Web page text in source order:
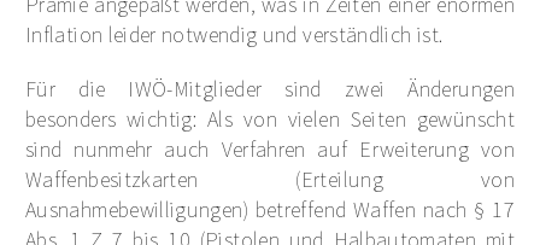
Inflation leider notwendig und verständlich ist.
Für die IWÖ-Mitglieder sind zwei Änderungen
besonders wichtig: Als von vielen Seiten gewünscht
sind nunmehr auch Verfahren auf Erweiterung von
Waffenbesitzkarten (Erteilung von
Ausnahmebewilligungen) betreffend Waffen nach § 17
Abs. 1 Z 7 bis 10 (Pistolen und Halbautomaten mit